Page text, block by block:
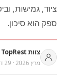
ציוד, גמישות,
ספק הוא סיכון.
צוות TopRest
מרץ 2026 · 29 דקות קריאה